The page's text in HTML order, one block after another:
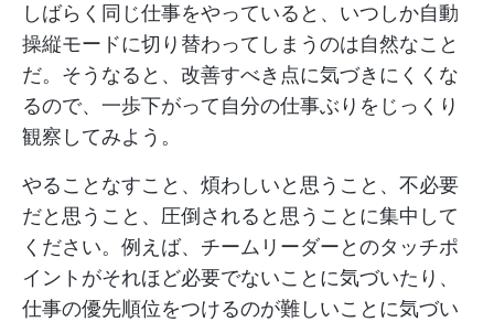
しばらく同じ仕事をやっていると、いつしか自動
操縦モードに切り替わってしまうのは自然なこと
だ。そうなると、改善すべき点に気づきにくくな
るので、一歩下がって自分の仕事ぶりをじっくり
観察してみよう。
やることなすこと、煩わしいと思うこと、不必要
だと思うこと、圧倒されると思うことに集中して
ください。例えば、チームリーダーとのタッチポ
イントがそれほど必要でないことに気づいたり、
仕事の優先順位をつけるのが難しいことに気づい